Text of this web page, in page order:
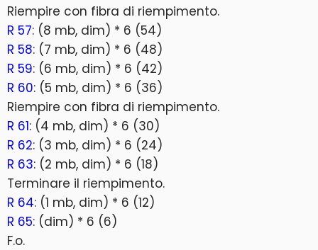
Riempire con fibra di riempimento.
R 57: (8 mb, dim) * 6 (54)
R 58: (7 mb, dim) * 6 (48)
R 59: (6 mb, dim) * 6 (42)
R 60: (5 mb, dim) * 6 (36)
Riempire con fibra di riempimento.
R 61: (4 mb, dim) * 6 (30)
R 62: (3 mb, dim) * 6 (24)
R 63: (2 mb, dim) * 6 (18)
Terminare il riempimento.
R 64: (1 mb, dim) * 6 (12)
R 65: (dim) * 6 (6)
F.o.